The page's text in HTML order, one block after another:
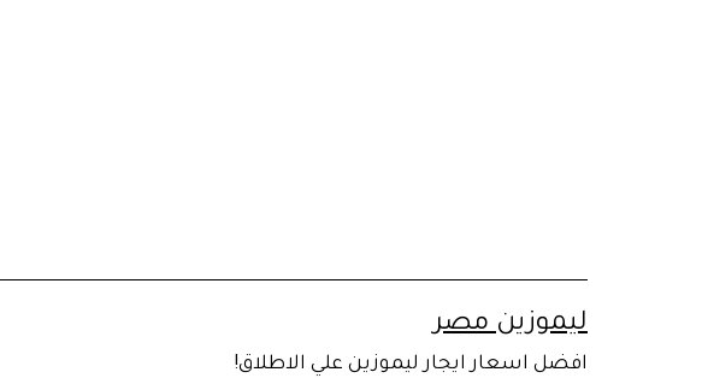
ليموزين مصر
افضل اسعار ايجار ليموزين علي الاطلاق!